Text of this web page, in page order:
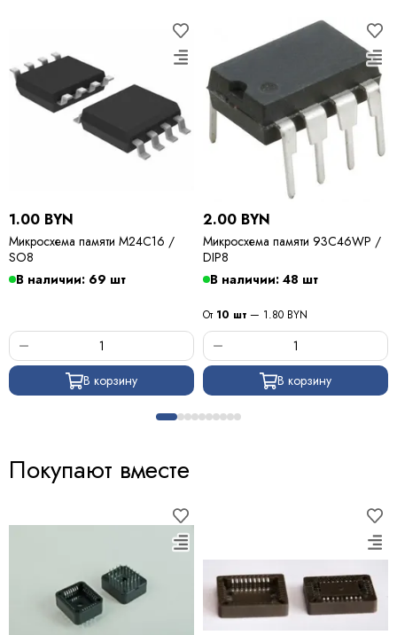
1.00 BYN
Микросхема памяти M24C16 /
SO8
В наличии: 69 шт
В корзину
2.00 BYN
Микросхема памяти 93C46WP /
DIP8
В наличии: 48 шт
От 10 шт — 1.80 BYN
В корзину
Покупают вместе